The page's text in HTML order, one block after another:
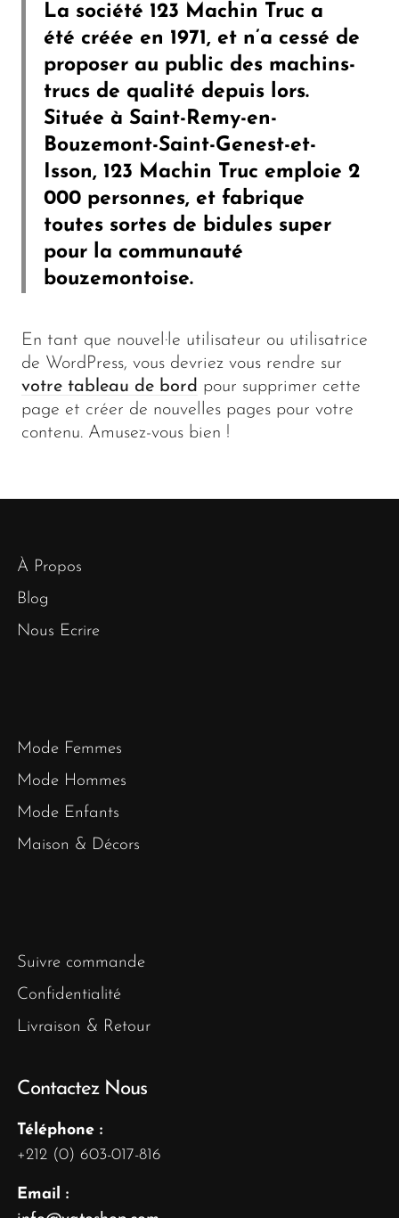
La société 123 Machin Truc a
été créée en 1971, et n’a cessé de
proposer au public des machins-
trucs de qualité depuis lors.
Située à Saint-Remy-en-
Bouzemont-Saint-Genest-et-
Isson, 123 Machin Truc emploie 2
000 personnes, et fabrique
toutes sortes de bidules super
pour la communauté
bouzemontoise.
En tant que nouvel·le utilisateur ou utilisatrice
de WordPress, vous devriez vous rendre sur
votre tableau de bord pour supprimer cette
page et créer de nouvelles pages pour votre
contenu. Amusez-vous bien !
À Propos
Blog
Nous Ecrire
Mode Femmes
Mode Hommes
Mode Enfants
Maison & Décors
Suivre commande
Confidentialité
Livraison & Retour
Contactez Nous
Téléphone :
+212 (0) 603-017-816
Email :